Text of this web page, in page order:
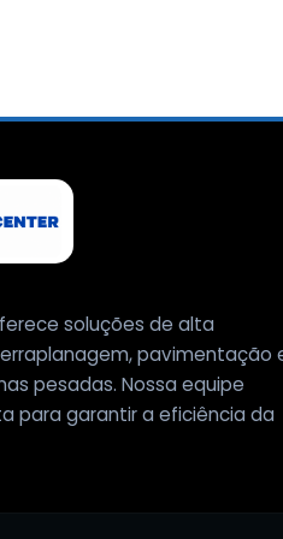
soluções de alta
pavimentação
pesadas. Nossa equipe
para garantir a eficiência da